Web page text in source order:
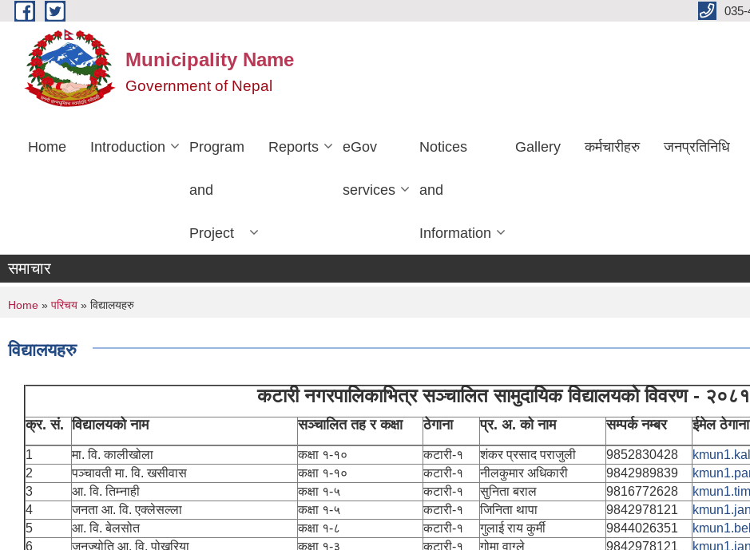
Skip to main content 035-
Municipality Name
Government of Nepal
Home Introduction Program
and
Project
Reports eGov
services
Notices
and
Information
Gallery कर्मचारीहरु जनप्रतिनिधि
समाचार
You are here
Home » परिचय » विद्यालयहरु
विद्यालयहरु
कटारी नगरपालिकाभित्र सञ्चालित सामुदायिक विद्यालयको विवरण - २०८१
क्र. सं. विद्यालयको नाम सञ्चालित तह र कक्षा ठेगाना प्र. अ. को नाम सम्पर्क नम्बर ईमेल ठेगाना
1 मा. वि. कालीखोला कक्षा १-१० कटारी-१ शंकर प्रसाद पराजुली 9852830428
2
पञ्चावती मा. वि. खसीवास कक्षा १-१० कटारी-१ नीलकुमार अधिकारी 9842989839
3
आ. वि. तिम्नाही कक्षा १-५ कटारी-१ सुनिता बराल 9816772628
4
जनता आ. वि. एक्लेसल्ला कक्षा १-५ कटारी-१ जिनिता थापा 9842978121
5
आ. वि. बेलसोत कक्षा १-८ कटारी-१ गुलाई राय कुर्मी 9844026351
6
जनज्योति आ. वि. पोखरिया कक्षा १-३ कटारी-१ गोमा वाग्ले 9842978121